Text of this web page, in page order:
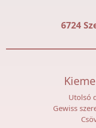
6724
Utolsó
Gewiss